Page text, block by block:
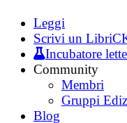
Leggi
Scrivi un
Incubatore
Community
Membri
Gruppi
Blog